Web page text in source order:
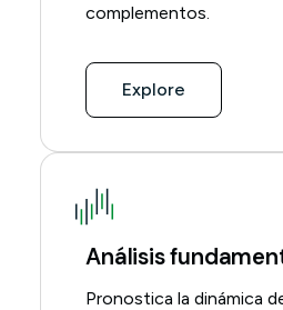
complementos.
Explore
Análisis
Pronostica la dinámica